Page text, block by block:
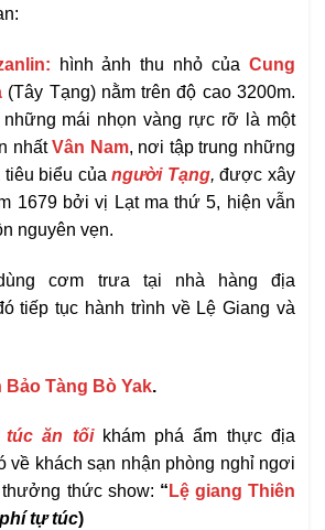
: hình ảnh thu nhỏ củaCung
(Tây Tạng) nằm trên độ cao 3200m.
mái nhọn vàng rực rỡ là một
nhấtVân Nam, nơi tập trung những
tiêu biểu củangười Tạng, được xây
1679 bởi vị Lạt ma thứ 5, hiện vẫn
nguyên vẹn.
cơm trưa tại nhà hàng địa
tiếp tục hành trình về Lệ Giang và
Bảo Tàng Bò Yak.
túc ăn tối khám phá ẩm thực địa
về khách sạn nhận phòng nghỉ ngơi
thưởng thức show: “ Lệ giang Thiên
tự túc)